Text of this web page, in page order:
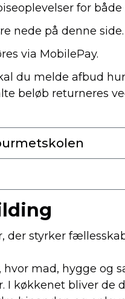
for både
nede på denne side.
via MobilePay.
du melde afbud
beløb returneres
styrker
mad, hygge og
I køkkenet bliver de